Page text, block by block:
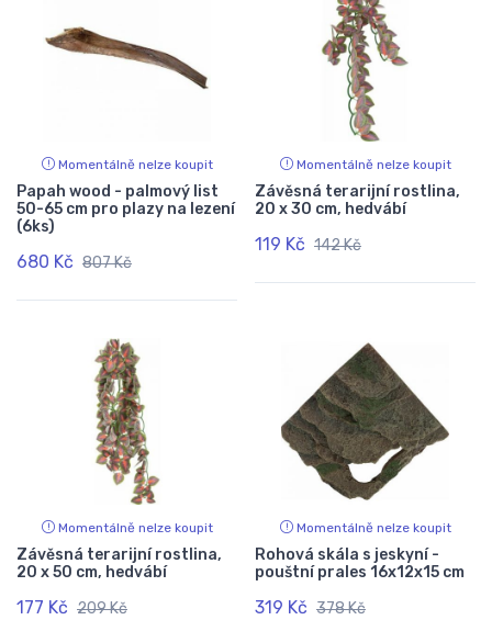
Momentálně nelze koupit
Papah wood - palmový list
50-65 cm pro plazy na lezení
(6ks)
680 Kč 807 Kč
Momentálně nelze koupit
Závěsná terarijní rostlina,
20 x 30 cm, hedvábí
119 Kč 142 Kč
Momentálně nelze koupit
Závěsná terarijní rostlina,
20 x 50 cm, hedvábí
177 Kč 209 Kč
Momentálně nelze koupit
Rohová skála s jeskyní -
pouštní prales 16x12x15 cm
319 Kč 378 Kč